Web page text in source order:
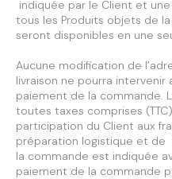
indiquée par le Client et
tous les Produits objets de
seront disponibles en une
Aucune modification de
livraison ne pourra intervenir
paiement de la commande.
toutes taxes comprises
participation du Client aux
préparation logistique et de
la commande est indiquée
paiement de la commande